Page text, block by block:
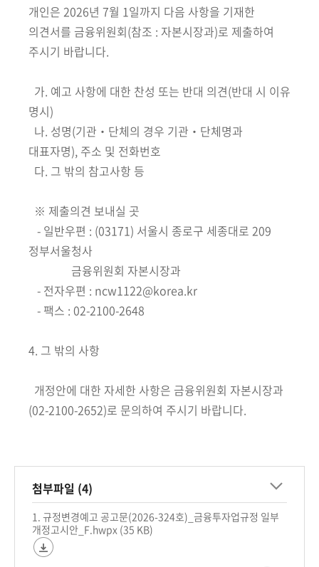
개인은 2026년 7월 1일까지 다음 사항을 기재한
의견서를 금융위원회(참조 : 자본시장과)로 제출하여
주시기 바랍니다.
가. 예고 사항에 대한 찬성 또는 반대 의견(반대 시 이유
명시)
나. 성명(기관‧단체의 경우 기관‧단체명과
대표자명), 주소 및 전화번호
다. 그 밖의 참고사항 등
※ 제출의견 보내실 곳
- 일반우편 : (03171) 서울시 종로구 세종대로 209
정부서울청사
금융위원회 자본시장과
- 전자우편 : ncw1122@korea.kr
- 팩스 : 02-2100-2648
4. 그 밖의 사항
개정안에 대한 자세한 사항은 금융위원회 자본시장과
(02-2100-2652)로 문의하여 주시기 바랍니다.
첨부파일 (4)
1. 규정변경예고 공고문(2026-324호)_금융투자업규정 일부
개정고시안_F.hwpx (35 KB)